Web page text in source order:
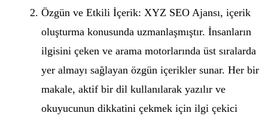
Özgün ve Etkili İçerik: XYZ SEO Ajansı, içerik
oluşturma konusunda uzmanlaşmıştır. İnsanların
ilgisini çeken ve arama motorlarında üst sıralarda
yer almayı sağlayan özgün içerikler sunar. Her bir
makale, aktif bir dil kullanılarak yazılır ve
okuyucunun dikkatini çekmek için ilgi çekici